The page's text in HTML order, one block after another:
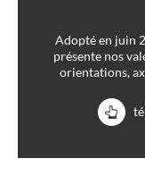
Adopté en juin
présente nos
orientations,